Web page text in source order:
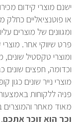
ישנם מוצרי קידום
או פוטנציאליים כחלק
ומגוונים של מוצרים
פרט שיווקי אחר. מוצרי
ומוצרי טקסטיל
וכדומה, חפצים שונים
מוצרי נייר שונים כגון
פניה ללקוחות
מאוד מאחר
וכך הוא זוכר אתכם